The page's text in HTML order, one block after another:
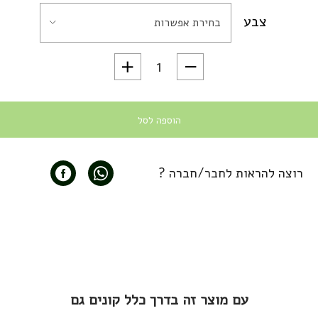
צבע בחירת אפשרות
כמות של מכונת קפה טוחנת Jura E8 + שני קילו קפה מובחר במתנה
הוספה לסל
רוצה להראות לחבר/חברה ?
עם מוצר זה בדרך כלל קונים גם